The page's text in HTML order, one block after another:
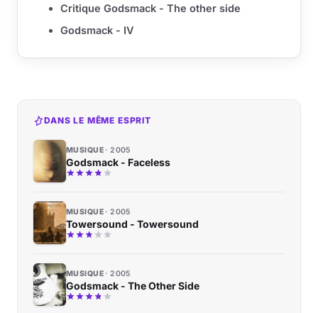
Critique Godsmack - The other side
Godsmack - IV
DANS LE MÊME ESPRIT
MUSIQUE 2005
Godsmack - Faceless
MUSIQUE 2005
Towersound - Towersound
MUSIQUE 2005
Godsmack - The Other Side